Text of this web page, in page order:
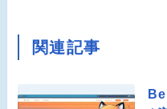
関連記事